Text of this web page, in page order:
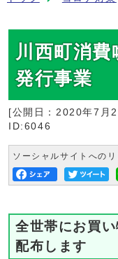
川西町消
発行事業
[公開日： 2020年7月
ID:6046
ソーシャルサイトへの
全世帯にお買
配布します